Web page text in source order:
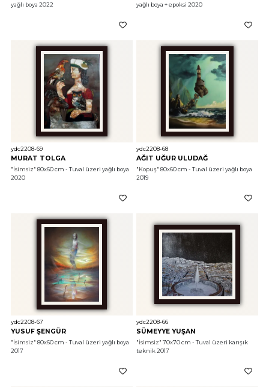
yağlı boya 2022
yağlı boya + epoksi 2020
ydc2208-69
MURAT TOLGA
"İsimsiz" 80x60 cm - Tuval üzeri yağlı boya
2020
ydc2208-68
AĞIT UĞUR ULUDAĞ
"Kopuş" 80x60 cm - Tuval üzeri yağlı boya
2019
ydc2208-67
YUSUF ŞENGÜR
"İsimsiz" 80x60 cm - Tuval üzeri yağlı boya
2017
ydc2208-66
SÜMEYYE YUŞAN
"İsimsiz" 70x70 cm - Tuval üzeri karışık
teknik 2017